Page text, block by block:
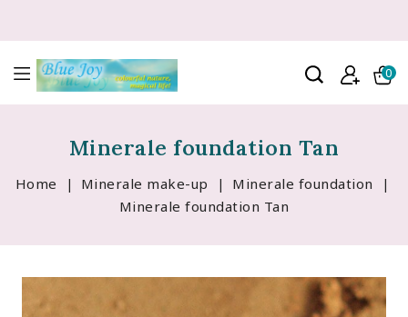
0
Minerale foundation Tan
Home Minerale make-up
Minerale foundation
Minerale foundation Tan